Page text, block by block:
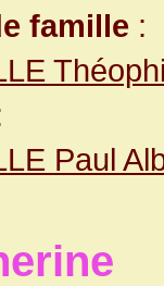
famille :
Paul